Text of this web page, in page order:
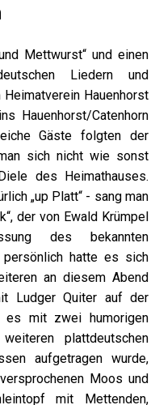
Mettwurst“ und einen
Liedern und
Heimatverein Hauenhorst
Hauenhorst/Catenhorn
Gäste folgten der
sich nicht wie sonst
des Heimathauses.
„up Platt“ - sang man
der von Ewald Krümpel
des bekannten
persönlich hatte es sich
an diesem Abend
Ludger Quiter auf der
es mit zwei humorigen
plattdeutschen
aufgetragen wurde,
Moos und
mit Mettenden,